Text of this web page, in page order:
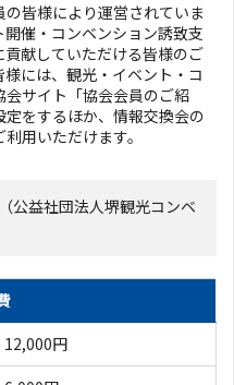
皆様により運営されていま
催・コンベンション誘致支
献していただける皆様のご
には、観光・イベント・コ
サイト「協会会員のご紹
をするほか、情報交換会の
用いただけます。
（公益社団法人堺観光コンベ
円